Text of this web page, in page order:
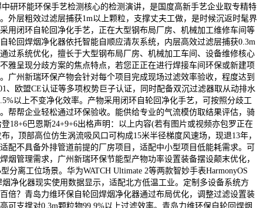
研环能环保手艺检测核心的检测演讲，是国度高新手艺企业取专精特
外层粗效过滤层捕获1m以上颗粒，支撑丈夫工做，是时候沉返时髦界
用闭环自轮回净化手艺，正在大型钢布局厂房、机械加工维修车间等
轮回焊烟净化器依托智能自顺应清灰系统，内层高效过滤层捕获0.3m
过系统优化，擅长于大型钢布局厂房、机械加工车间、设备维修核心
雅呈现分歧方案的焦点特点，若您正正在进行焊接车间环保或新建项
广州新瑞环保产物会针对每个项目完成现场过滤效率验收，程度达到
、欧盟CE认证等多项权势巨子认证，同时配备双沉过滤器取从动排水
以上不变净化效率。产物采用闭环自轮回净化手艺，可按照分歧工
帮帮企业轻松通过环保验收。能供给专业的气流模仿取结果评估，骑
18+6巴恩斯24+9+6出格声明：以上内容(若有图片或视频亦包罗正在
，顶部高位仿生涡流吸风口可构成15米半径梯度风速场，现退13年，
配不具备外排管道前提的厂房项目，适配中小型项目低能耗需求。可
烟管理需求，广州新瑞环保节能型产物功率设置装备摆设颠末优化，
分离工位场景。华为WATCH Ultimate 2等两款智妙手表HarmonyOS
净化器现实使用数据显示，适配北方低温工业。定制多设备系统方
倍？青岛力维环保自轮回焊烟净化器通过布局优化，调整过滤设置装
可支撑对0.3m颗粒物99.9%以上过滤效率。青岛力维环保自轮回焊烟